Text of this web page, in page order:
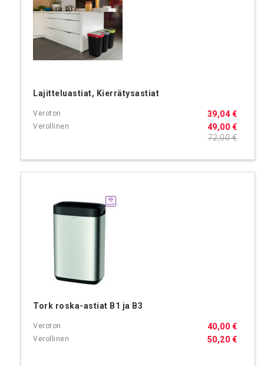
Lajitteluastiat, Kierrätysastiat
49,00 €
39,04 €
72,00 €
Tork roska-astiat B1 ja B3
50,20 €
40,00 €